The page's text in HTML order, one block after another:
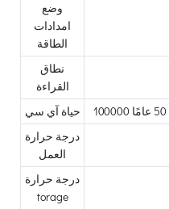
وضع
امدادات
الطاقة
نطاق
القراءة
حياة آي سي
درجة حرارة
العمل
درجة حرارة
torage